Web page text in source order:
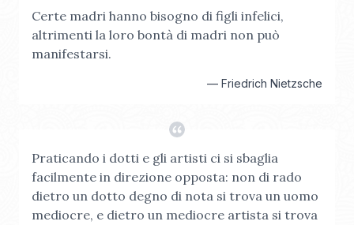
Certe madri hanno bisogno di figli infelici,
altrimenti la loro bontà di madri non può
manifestarsi.
— Friedrich Nietzsche
Praticando i dotti e gli artisti ci si sbaglia
facilmente in direzione opposta: non di rado
dietro un dotto degno di nota si trova un uomo
mediocre, e dietro un mediocre artista si trova